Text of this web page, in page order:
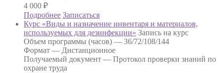
4 000 ₽
Подробнее Записаться
Курс «Виды и назначение инвентаря и материалов,
используемых для дезинфекции» Запись на курс
Объем программы (часов) — 36/72/108/144
Формат — Дистанционное
Получаемый документ — Протокол проверки знаний по
охране труда